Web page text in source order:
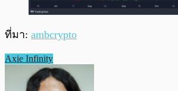
ที่มา: ambcrypto
Axie Infinity